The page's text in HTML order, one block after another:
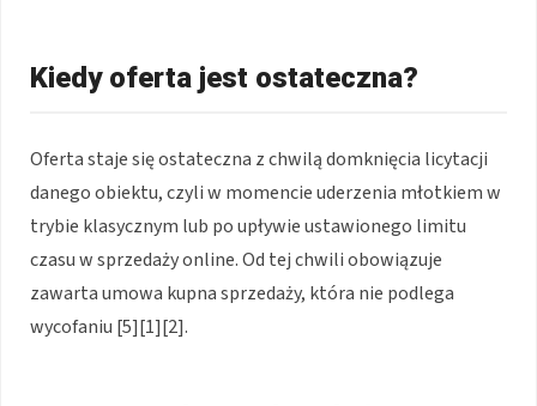
Kiedy oferta jest ostateczna?
Oferta staje się ostateczna z chwilą domknięcia licytacji
danego obiektu, czyli w momencie uderzenia młotkiem w
trybie klasycznym lub po upływie ustawionego limitu
czasu w sprzedaży online. Od tej chwili obowiązuje
zawarta umowa kupna sprzedaży, która nie podlega
wycofaniu [5][1][2].